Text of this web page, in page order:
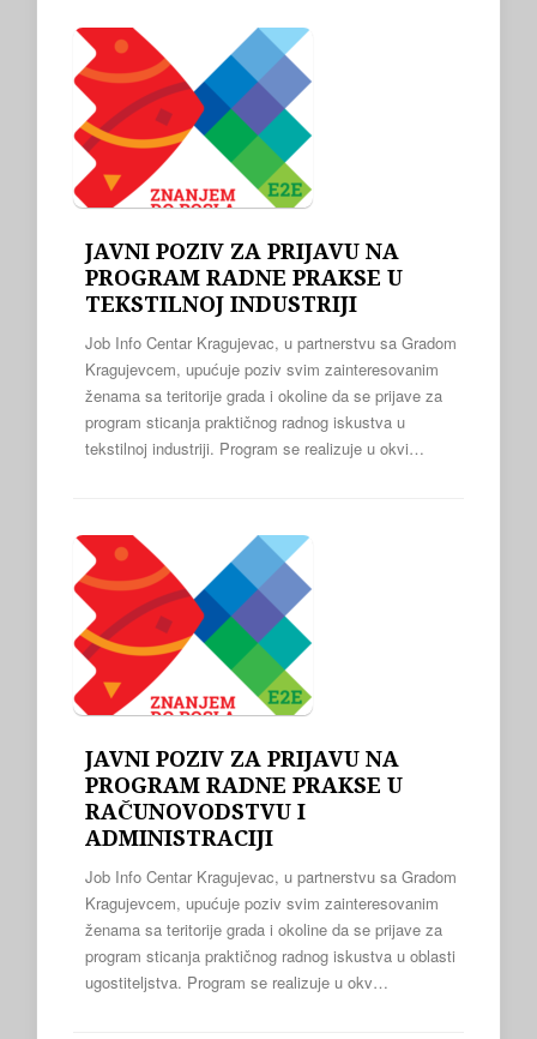
JAVNI POZIV ZA PRIJAVU NA
PROGRAM RADNE PRAKSE U
TEKSTILNOJ INDUSTRIJI
Job Info Centar Kragujevac, u partnerstvu sa Gradom
Kragujevcem, upućuje poziv svim zainteresovanim
ženama sa teritorije grada i okoline da se prijave za
program sticanja praktičnog radnog iskustva u
tekstilnoj industriji. Program se realizuje u okvi…
JAVNI POZIV ZA PRIJAVU NA
PROGRAM RADNE PRAKSE U
RAČUNOVODSTVU I
ADMINISTRACIJI
Job Info Centar Kragujevac, u partnerstvu sa Gradom
Kragujevcem, upućuje poziv svim zainteresovanim
ženama sa teritorije grada i okoline da se prijave za
program sticanja praktičnog radnog iskustva u oblasti
ugostiteljstva. Program se realizuje u okv…